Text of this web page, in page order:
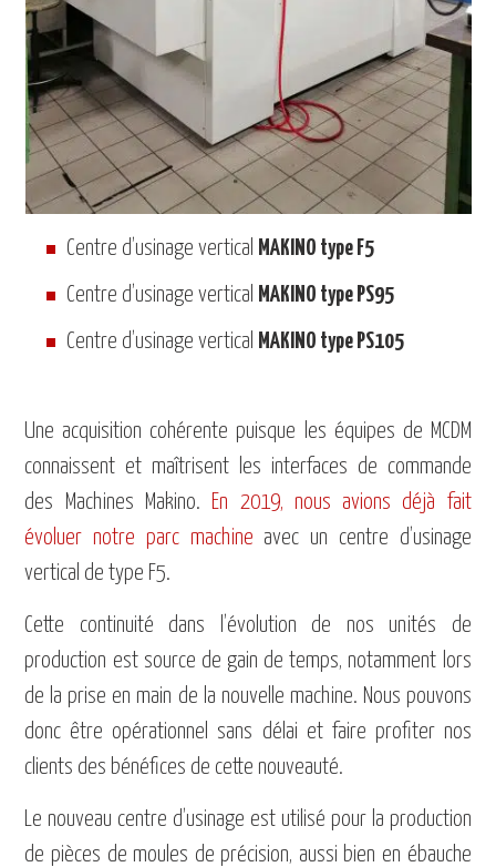
Centre d’usinage vertical MAKINO type F5
Centre d’usinage vertical MAKINO type PS95
Centre d’usinage vertical MAKINO type PS105
Une acquisition cohérente puisque les équipes de MCDM
connaissent et maîtrisent les interfaces de commande
des Machines Makino. En 2019, nous avions déjà fait
évoluer notre parc machine avec un centre d’usinage
vertical de type F5.
Cette continuité dans l’évolution de nos unités de
production est source de gain de temps, notamment lors
de la prise en main de la nouvelle machine. Nous pouvons
donc être opérationnel sans délai et faire profiter nos
clients des bénéfices de cette nouveauté.
Le nouveau centre d’usinage est utilisé pour la production
de pièces de moules de précision, aussi bien en ébauche